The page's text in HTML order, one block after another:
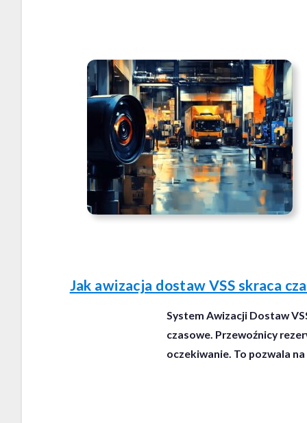
Jak awizacja dostaw VSS skraca
System Awizacji Dostaw
czasowe. Przewoźnicy
oczekiwanie. To pozwala